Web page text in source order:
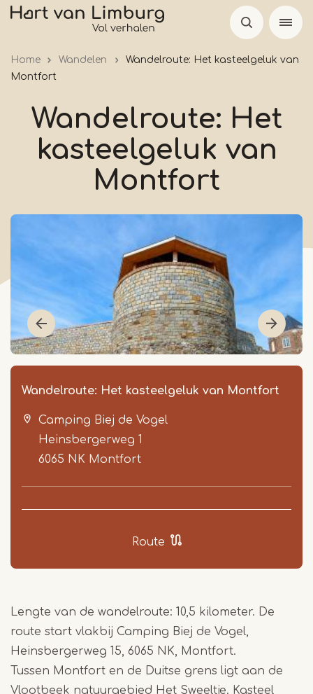
Overslaan
Home Wandelen
Wandelroute: Het kasteelgeluk van
Montfort
Wandelroute: Het
kasteelgeluk van
Montfort
Wandelroute: Het kasteelgeluk van Montfort
Camping Biej de Vogel
Heinsbergerweg 1
6065 NK Montfort
Route
Lengte van de wandelroute: 10,5 kilometer. De
route start vlakbij Camping Biej de Vogel,
Heinsbergerweg 15, 6065 NK, Montfort.
Tussen Montfort en de Duitse grens ligt aan de
Vlootbeek natuurgebied Het Sweeltje. Kasteel